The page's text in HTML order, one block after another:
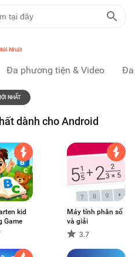
Nhất
Đa phương tiện & Video Đa
NHẤT
dành cho Android
kid
Game
Máy tính phân số
và giải
3.7